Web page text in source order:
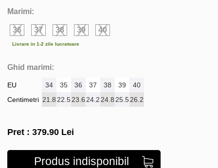
Marimi:
36 37 38 39 40
Livrare in 1-2 zile lucratoare
Ghid marimi:
EU
Centimetri
34 35 36 37 38 39
40
21.8 22.523.6 24.2 24.8 25.526.2
Pret : 379.90 Lei
Produs indisponibil